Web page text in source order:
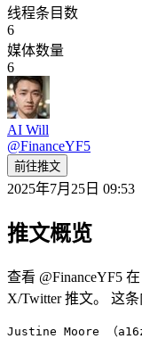
线程条目数
6
媒体数量
6
AI Will
@FinanceYF5
前往推文
2025年7月25日 09:53
推文概览
查看 @FinanceYF5
X/Twitter 推文。 这
Justine Moore （a16z